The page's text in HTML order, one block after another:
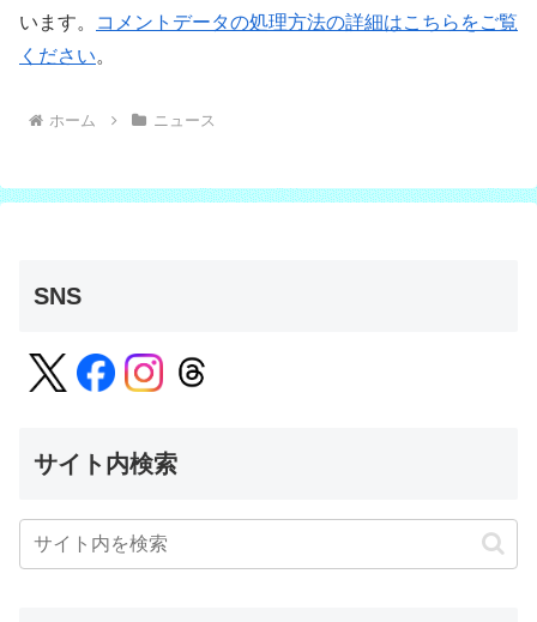
います。
コメントデータの処理方法の詳細はこちらをご覧
ください。
ホーム ニュース
SNS
サイト内検索